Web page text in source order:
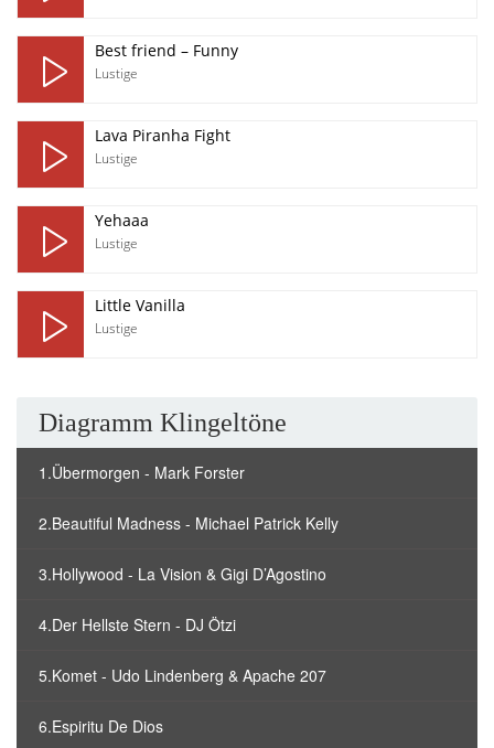
Best friend – Funny
Lustige
Lava Piranha Fight
Lustige
Yehaaa
Lustige
Little Vanilla
Lustige
Diagramm Klingeltöne
1.Übermorgen - Mark Forster
2.Beautiful Madness - Michael Patrick Kelly
3.Hollywood - La Vision & Gigi D’Agostino
4.Der Hellste Stern - DJ Ötzi
5.Komet - Udo Lindenberg & Apache 207
6.Espiritu De Dios